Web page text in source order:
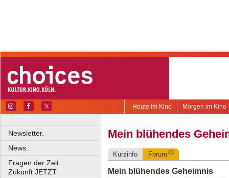
Morgen im Kino
Heute im Kino
Newsletter.
News.
Fragen der Zeit
Zukunft JETZT
Mein blühendes
Kurzinfo Forum (1)
Mein blühendes Geheimnis